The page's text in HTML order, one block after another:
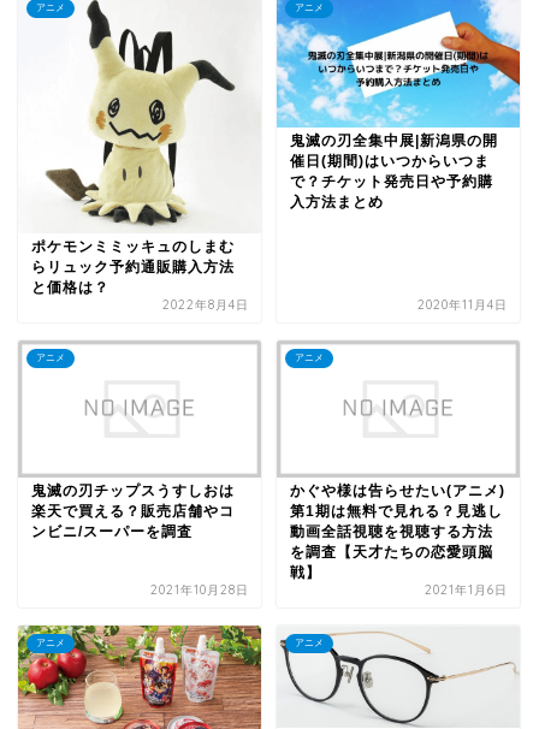
アニメ
ポケモンミミッキュのしまむ
らリュック予約通販購入方法
と価格は？
2022年8月4日
アニメ
鬼滅の刃全集中展|新潟県の開
催日(期間)はいつからいつま
で？チケット発売日や予約購
入方法まとめ
2020年11月4日
アニメ
鬼滅の刃チップスうすしおは
楽天で買える？販売店舗やコ
ンビニ/スーパーを調査
2021年10月28日
アニメ
かぐや様は告らせたい(アニメ)
第1期は無料で見れる？見逃し
動画全話視聴を視聴する方法
を調査【天才たちの恋愛頭脳
戦】
2021年1月6日
アニメ アニメ